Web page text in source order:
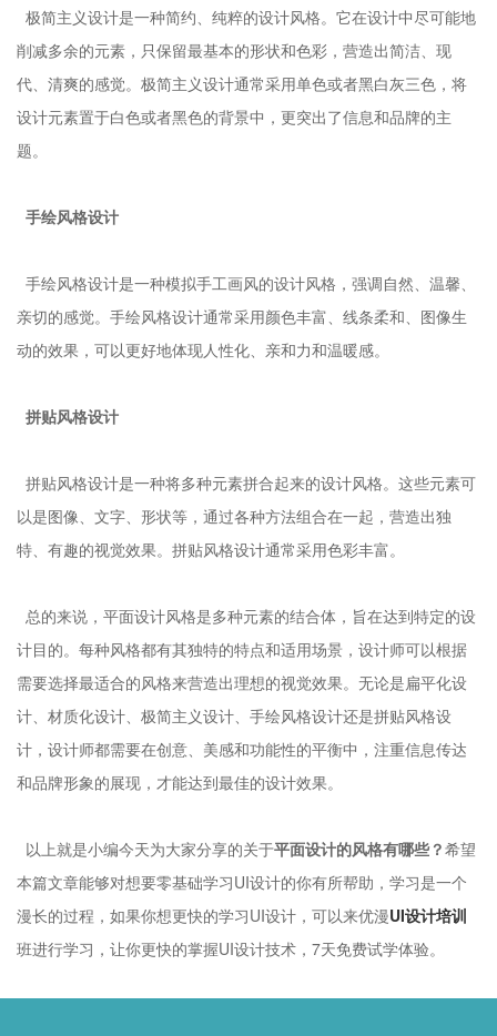
极简主义设计是一种简约、纯粹的设计风格。它在设计中尽可能地
削减多余的元素，只保留最基本的形状和色彩，营造出简洁、现
代、清爽的感觉。极简主义设计通常采用单色或者黑白灰三色，将
设计元素置于白色或者黑色的背景中，更突出了信息和品牌的主
题。
手绘风格设计
手绘风格设计是一种模拟手工画风的设计风格，强调自然、温馨、
亲切的感觉。手绘风格设计通常采用颜色丰富、线条柔和、图像生
动的效果，可以更好地体现人性化、亲和力和温暖感。
拼贴风格设计
拼贴风格设计是一种将多种元素拼合起来的设计风格。这些元素可
以是图像、文字、形状等，通过各种方法组合在一起，营造出独
特、有趣的视觉效果。拼贴风格设计通常采用色彩丰富。
总的来说，平面设计风格是多种元素的结合体，旨在达到特定的设
计目的。每种风格都有其独特的特点和适用场景，设计师可以根据
需要选择最适合的风格来营造出理想的视觉效果。无论是扁平化设
计、材质化设计、极简主义设计、手绘风格设计还是拼贴风格设
计，设计师都需要在创意、美感和功能性的平衡中，注重信息传达
和品牌形象的展现，才能达到最佳的设计效果。
以上就是小编今天为大家分享的关于平面设计的风格有哪些？希望
本篇文章能够对想要零基础学习UI设计的你有所帮助，学习是一个
漫长的过程，如果你想更快的学习UI设计，可以来优漫UI设计培训
班进行学习，让你更快的掌握UI设计技术，7天免费试学体验。